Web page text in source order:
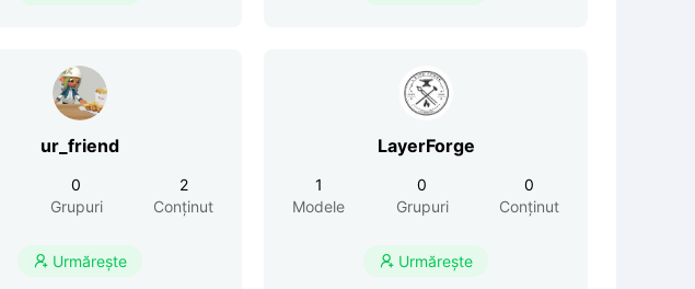
ur_friend
0
Grupuri
2
Conținut
 Urmărește
LayerForge
1
Modele
0
Grupuri
0
Conținut
 Urmărește